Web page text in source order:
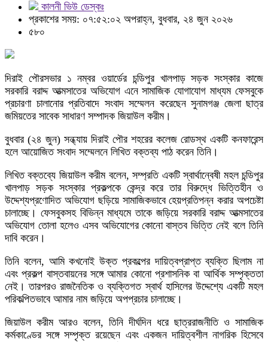
কালনী ভিউ ডেস্কঃ
প্রকাশের সময়: ০৭:৫২:০২ অপরাহ্ন, বুধবার, ২৪ জুন ২০২৬
৫৮০
দিরাই পৌরসভার ১ নম্বর ওয়ার্ডের চন্ডিপুর খালপাড় সড়ক সংস্কার কাজে
সরকারি বরাদ্দ আত্মসাতের অভিযোগ এনে সামাজিক যোগাযোগ মাধ্যম ফেসবুকে
প্রচারণা চালানোর প্রতিবাদে সংবাদ সম্মেলন করেছেন সুনামগঞ্জ জেলা ছাত্র
জমিয়তের সাবেক সাধারণ সম্পাদক জিয়াউল করীম।
বুধবার (২৪ জুন) সন্ধ্যায় দিরাই পৌর শহরের কলেজ রোডস্থ একটি কনফারেন্স
হলে আয়োজিত সংবাদ সম্মেলনে লিখিত বক্তব্য পাঠ করেন তিনি।
লিখিত বক্তব্যে জিয়াউল করীম বলেন, সম্প্রতি একটি স্বার্থান্বেষী মহল চন্ডিপুর
খালপাড় সড়ক সংস্কার প্রকল্পকে কেন্দ্র করে তার বিরুদ্ধে ভিত্তিহীন ও
উদ্দেশ্যপ্রণোদিত অভিযোগ ছড়িয়ে সামাজিকভাবে হেয়প্রতিপন্ন করার অপচেষ্টা
চালাচ্ছে। ফেসবুকসহ বিভিন্ন মাধ্যমে তাকে জড়িয়ে সরকারি বরাদ্দ আত্মসাতের
অভিযোগ তোলা হলেও এসব অভিযোগের কোনো বাস্তব ভিত্তি নেই বলে তিনি
দাবি করেন।
তিনি বলেন, আমি কখনোই উক্ত প্রকল্পের দায়িত্বপ্রাপ্ত ব্যক্তি ছিলাম না
এবং প্রকল্প বাস্তবায়নের সঙ্গে আমার কোনো প্রশাসনিক বা আর্থিক সম্পৃক্ততা
নেই। তারপরও রাজনৈতিক ও ব্যক্তিগত স্বার্থ হাসিলের উদ্দেশ্যে একটি মহল
পরিকল্পিতভাবে আমার নাম জড়িয়ে অপপ্রচার চালাচ্ছে।
জিয়াউল করীম আরও বলেন, তিনি দীর্ঘদিন ধরে ছাত্ররাজনীতি ও সামাজিক
কর্মকাণ্ডের সঙ্গে সম্পৃক্ত রয়েছেন এবং একজন দায়িত্বশীল নাগরিক হিসেবে